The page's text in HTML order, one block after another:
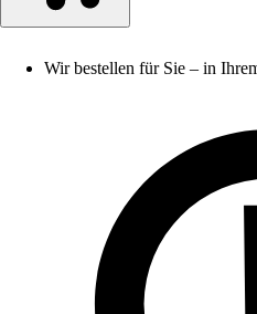
Wir bestellen für Sie – in